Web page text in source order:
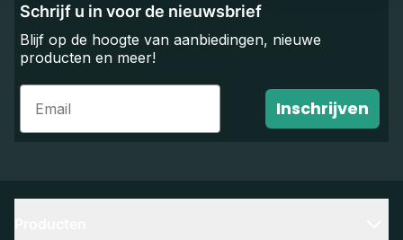
Schrijf u in voor de nieuwsbrief
Blijf op de hoogte van aanbiedingen, nieuwe
producten en meer!
Email
Inschrijven